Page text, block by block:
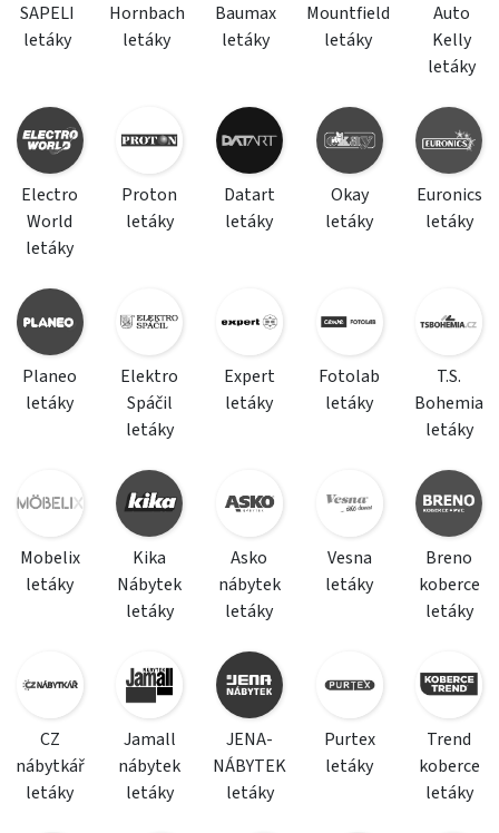
SAPELI
letáky
Hornbach
letáky
Baumax
letáky
Mountfield
letáky
Auto
Kelly
letáky
Electro
World
letáky
Proton
letáky
Datart
letáky
Okay
letáky
Euronics
letáky
Planeo
letáky
Elektro
Spáčil
letáky
Expert
letáky
Fotolab
letáky
T.S.
Bohemia
letáky
Mobelix
letáky
Kika
Nábytek
letáky
Asko
nábytek
letáky
Vesna
letáky
Breno
koberce
letáky
CZ
nábytkář
letáky
Jamall
nábytek
letáky
JENA-
NÁBYTEK
letáky
Purtex
letáky
Trend
koberce
letáky